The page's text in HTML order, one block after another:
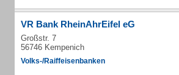
VR Bank RheinAhrEifel eG
Großstr. 7
56746 Kempenich
Volks-/Raiffeisenbanken